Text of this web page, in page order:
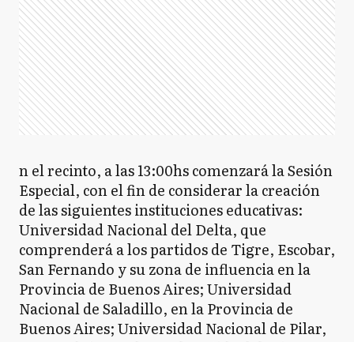
n el recinto, a las 13:00hs comenzará la Sesión
Especial, con el fin de considerar la creación
de las siguientes instituciones educativas:
Universidad Nacional del Delta, que
comprenderá a los partidos de Tigre, Escobar,
San Fernando y su zona de influencia en la
Provincia de Buenos Aires; Universidad
Nacional de Saladillo, en la Provincia de
Buenos Aires; Universidad Nacional de Pilar,